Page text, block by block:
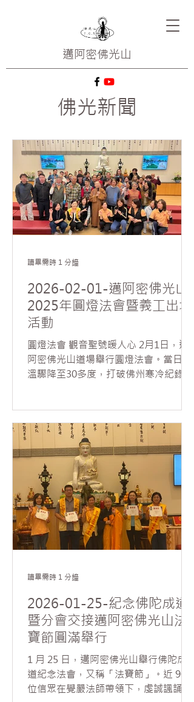
邁阿密佛光山
佛光新聞
2026-02-01-邁阿密佛光山
2025年圓燈法會暨義工出坡
活動
圓燈法會 觀音聖號暖人心 2月1日，邁
阿密佛光山道場舉行圓燈法會。當日氣
溫驟降至30多度，打破佛州寒冷紀錄，
繞，溫暖人心。 法師於法會中讚歎大眾
發心護持，表示藉由佛菩薩的接心祈
福，圓滿今年光明燈的殊勝功德；並勉
勵大家學習觀世音菩薩的慈悲願力，於
日常處人處事中，修習內觀自在、外行
利他，做菩薩的化身。 下午，道場舉行
年終出坡活動，30多位義工在法師帶領
下，於佛前誦讀《藥師灌頂真言》，並
恭讀星雲大師〈為義工祈願文〉。隨後
大雄寶殿，西棕櫚灘分會清理五觀堂並
館，羅德岱堡分會則負責大寮清潔。大
家分工合作，自備工具，齊心為莊嚴道
場而努力。三個小時完成清潔任務，協
會也準備好精美甜點犒勞每一位發心的
義工。 值得一提的是午齋前，應兩位協
會會員誠摯邀請，覺嚴法師帶領大眾為
其新車灑淨祝禱，祈願行車平安、出入
讀畢需時 1 分鐘
2026-01-25-紀念佛陀成道
暨分會交接邁阿密佛光山法
寶節圓滿舉行
1 月 25 日，邁阿密佛光山舉行佛陀成
道紀念法會，又稱「法寶節」。近 90
位信眾在覺嚴法師帶領下，虔誠諷誦
讀畢需時 1 分鐘